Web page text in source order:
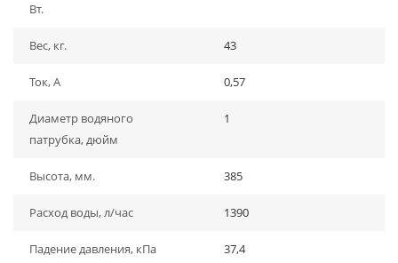
Вт.
Вес, кг. 43
Ток, А 0,57
Диаметр водяного
патрубка, дюйм
1
Высота, мм. 385
Расход воды, л/час 1390
Падение давления, кПа 37,4